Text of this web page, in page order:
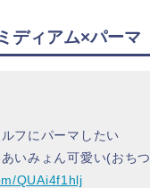
ディアム×パーマ
フにパーマしたい
いみょん可愛い(おち
QUAi4f1hlj